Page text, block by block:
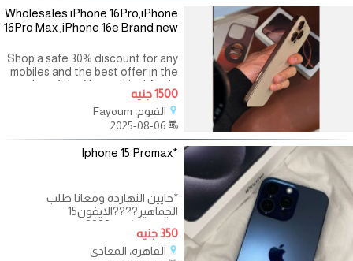
Wholesales iPhone 16Pro,iPhone
16Pro Max ,iPhone 16e Brand new
Shop a safe 30% discount for any
mobiles and the best offer in the
sales of the New original Apple
iPhones 16pro,16pro max,
16e,15pro,15promax, iphone
accessories & Samsung,Xiaomi
1500 جنيه
الفيوم، Fayoum
*Iphone 15 Promax
*جايين النهارده ومعانا طلب
الجماهير????الايفون15
برووووماكس ???? إلحق قبل نفاذ
الكميه ♥️* *Iphone 15 Promax
350 جنيه
القاهرة، المعادى